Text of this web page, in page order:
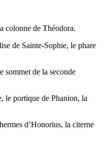
colonne de Théodora.
de Sainte-Sophie, le phare
sommet de la seconde
le portique de Phanion, la
d’Honorius, la citerne